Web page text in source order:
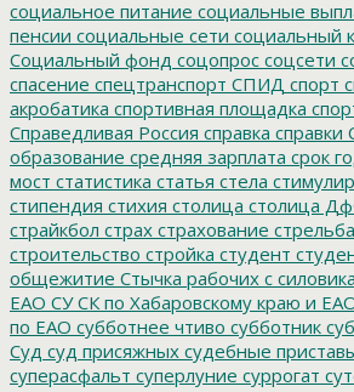
социальное питание социальные
пенсии социальные сети социальный
Социальный фонд соцопрос соцсети
спасение спецтранспорт СПИД спорт
акробатика спортивная площадка
Справедливая Россия справка справки
образование средняя зарплата срок
мост статистика статья стела
стипендия стихия столица столица
страйкбол страх страхование стрельба
строительство стройка студент
общежитие Стычка рабочих с
ЕАО СУ СК по Хабаровскому краю и
по ЕАО субботнее чтиво субботник
Суд суд присяжных судебные
суперасфальт суперлуние суррогат